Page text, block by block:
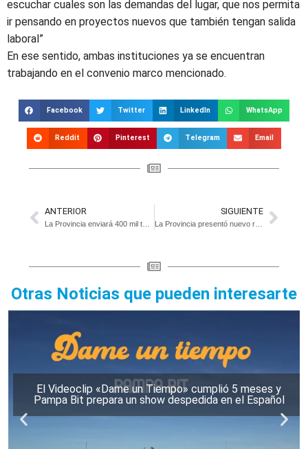
escuchar cuales son las demandas del lugar, que nos permita
ir pensando en proyectos nuevos que también tengan salida
laboral”
En ese sentido, ambas instituciones ya se encuentran
trabajando en el convenio marco mencionado.
Facebook Twitter LinkedIn WhatsApp
Reddit Pinterest Telegram Email
ANTERIOR SIGUIENTE
La Provincia presentó nuevo régimen simplificado de Ingresos Brutos para monotributistas
Otras Noticias que pueden interesarte
El Videoclip «Dame un Tiempo» cumplió 5 meses y
Pampa Bit prepara un show despedida en el Español